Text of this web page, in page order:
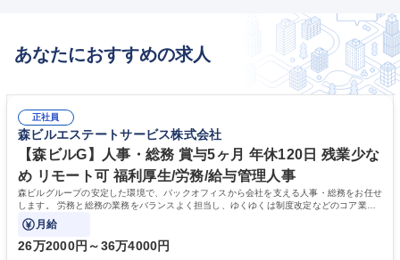
あなたにおすすめの求人
正社員
森ビルエステートサービス株式会社
【森ビルG】人事・総務 賞与5ヶ月 年休120日 残業少な
め リモート可 福利厚生/労務/給与管理人事
森ビルグループの安定した環境で、バックオフィスから会社を支える人事・総務をお任せ
します。 労務と総務の業務をバランスよく担当し、ゆくゆくは制度改定などのコア業務
にも挑戦できる、やりがいある環境です。
月給
26万2000円～36万4000円